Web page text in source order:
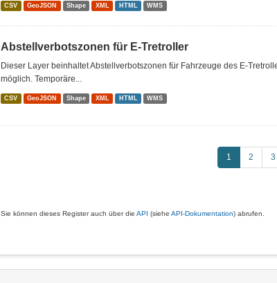
CSV GeoJSON Shape XML HTML WMS
Abstellverbotszonen für E-Tretroller
Dieser Layer beinhaltet Abstellverbotszonen für Fahrzeuge des E-
möglich. Temporäre...
CSV GeoJSON Shape XML HTML WMS
1 2 3
Sie können dieses Register auch über die API (siehe API-Dokumentation) abrufen.